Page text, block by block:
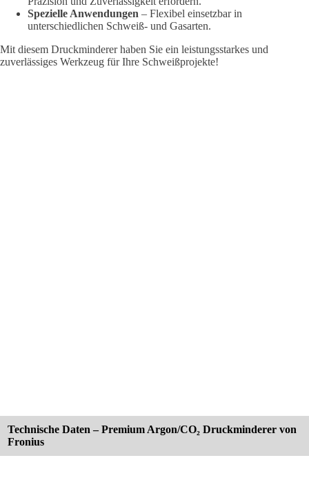
Spezielle Anwendungen – Flexibel einsetzbar in
unterschiedlichen Schweiß- und Gasarten.
Mit diesem Druckminderer haben Sie ein leistungsstarkes und
zuverlässiges Werkzeug für Ihre Schweißprojekte!
Technische Daten – Premium Argon/CO₂ Druckminderer von
Fronius